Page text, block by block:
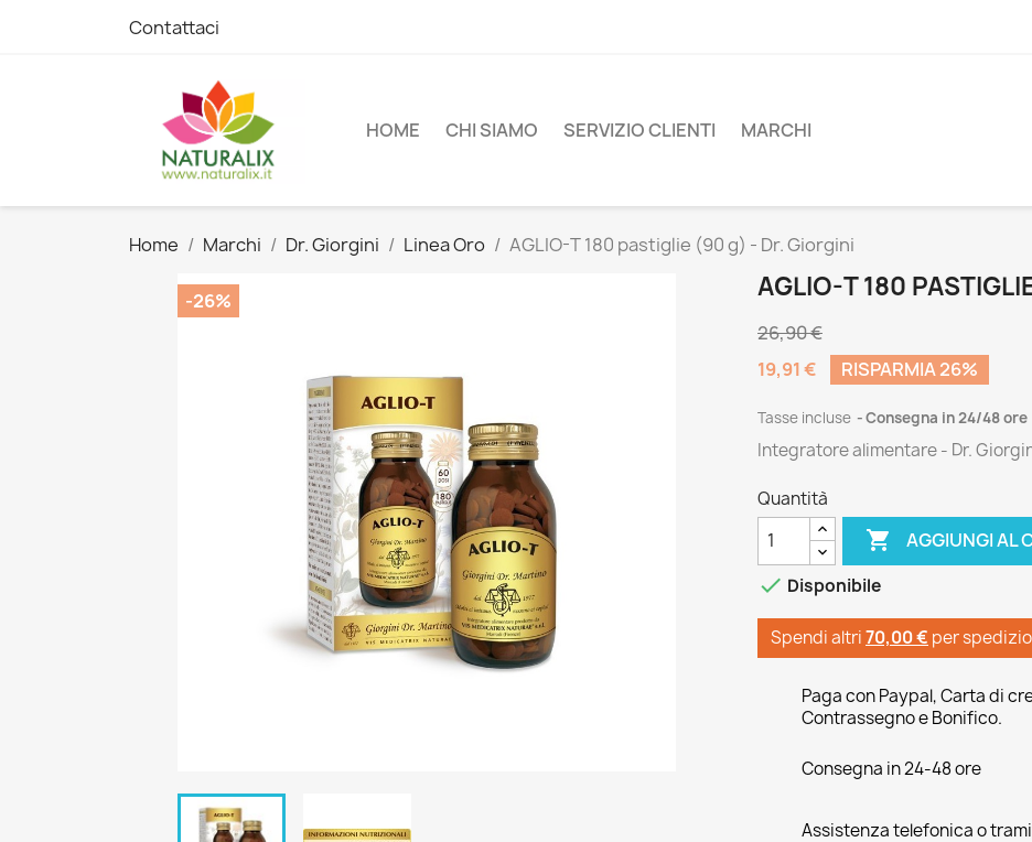
Contattaci
HOME CHI SIAMO SERVIZIO CLIENTI MARCHI
Home Marchi Dr. Giorgini Linea Oro AGLIO-T 180 pastiglie (90 g) - Dr. Giorgini
-26% AGLIO-T 180
26,90 €
19,91 €
RISPARMIA 26%
Tasse incluse Consegna in 24/48 ore
Integratore alimentare - Dr.
Quantità
 AGGIUNGI AL
 Disponibile
Spendi altri70,00 € per
Paga con Paypal, Carta di
Contrassegno e Bonifico.
Consegna in 24-48 ore
Assistenza telefonica o